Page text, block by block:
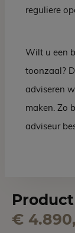
€
reguliere
Wilt u een
toonzaal?
adviseren
maken. Zo
adviseur